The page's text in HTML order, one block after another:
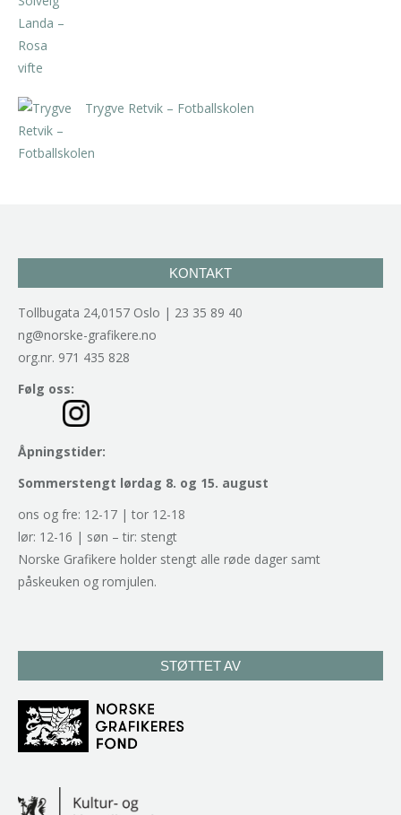
Trygve Retvik – Fotballskolen
KONTAKT
Tollbugata 24,0157 Oslo | 23 35 89 40
ng@norske-grafikere.no
org.nr. 971 435 828
Følg oss:
Åpningstider:
Sommerstengt lørdag 8. og 15. august
ons og fre: 12-17 | tor 12-18
lør: 12-16 | søn – tir: stengt
Norske Grafikere holder stengt alle røde dager samt
påskeuken og romjulen.
STØTTET AV